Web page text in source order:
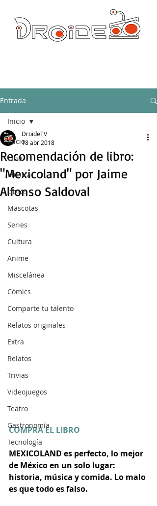
Entrada
Inicio
Cine
Música
Libros
Mascotas
Series
Cultura
Anime
Miscelánea
Cómics
Comparte tu talento
Relatos originales
Extra
Relatos
Trivias
Videojuegos
Teatro
Gastronomía
Tecnología
Inicio
Recomendación de libro:
"Mexicoland" por Jaime
Alfonso Saldoval
DroideTV
18 abr 2018
COMPRA EL LIBRO
MEXICOLAND es perfecto, lo mejor
de México en un solo lugar:
historia, música y comida. Lo malo
es que todo es falso.